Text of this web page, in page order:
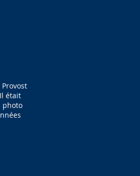
était
photo